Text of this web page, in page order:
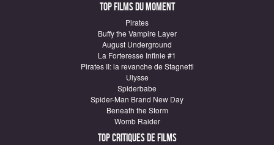
Top Films du moment
Pirates
Buffy the Vampire Layer
August Underground
La Forteresse Infinie #1
Pirates II: la revanche de Stagnetti
Ulysse
Spiderbabe
Spider-Man Brand New Day
Beneath the Storm
Womb Raider
Top critiques de Films